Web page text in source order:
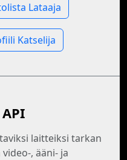
Lataaja
Katselija
laitteiksi tarkan
, ääni- ja